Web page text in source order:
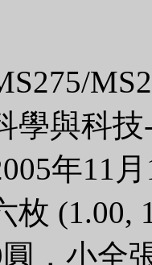
學與科
年11
枚 (1.00,
，小全